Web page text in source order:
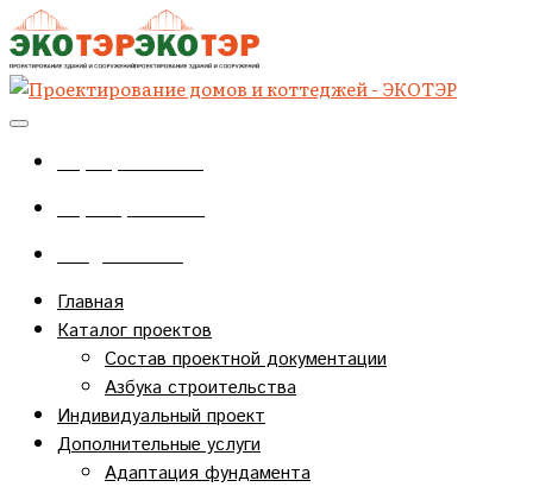
Главная
Каталог проектов
Состав проектной документации
Азбука строительства
Индивидуальный проект
Дополнительные услуги
Адаптация фундамента